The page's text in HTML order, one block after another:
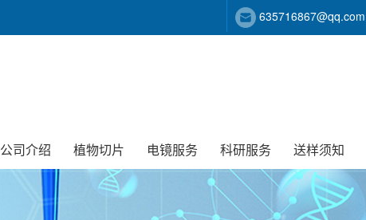
635716867@qq.com
公司介绍 植物切片 电镜服务 科研服务 送样须知